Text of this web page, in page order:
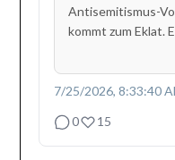
Antisemitismus-
kommt zum Eklat.
7/25/2026, 8:33:40
0
15